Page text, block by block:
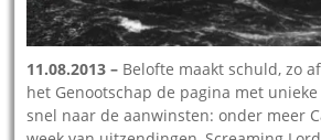
11.08.2013 – Belofte maakt schuld, zo
het Genootschap de pagina met unieke
snel naar de aanwinsten: onder meer